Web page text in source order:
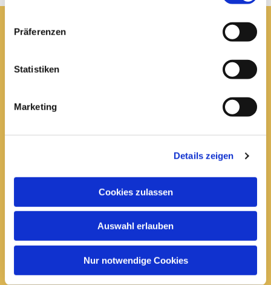
Präferenzen
Statistiken
Marketing
Details zeigen
Cookies zulassen
Auswahl erlauben
Nur notwendige Cookies
Büro Arnstadt
03628 602285
10 bis 12 Uhr